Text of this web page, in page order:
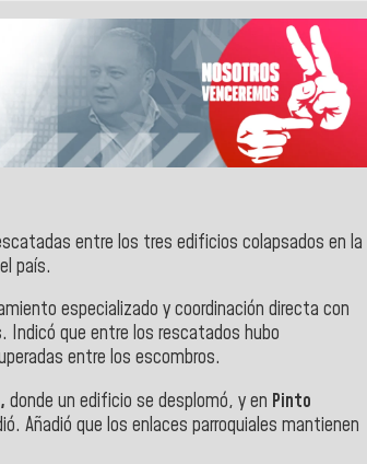
entre los tres edificios colapsados en la
país.
especializado y coordinación directa con
Indicó que entre los rescatados hubo
entre los escombros.
donde un edificio se desplomó, y en Pinto
Añadió que los enlaces parroquiales mantienen